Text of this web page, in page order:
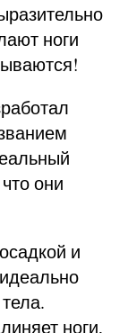
ноги
они
и
ноги,